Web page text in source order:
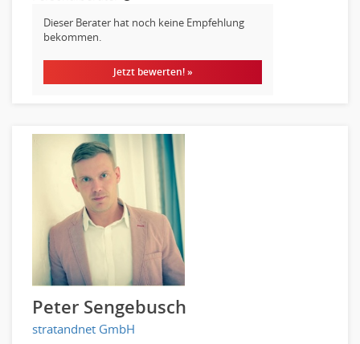
Pharmaberater
Pre-Sales
Telesales
Verkauf (Handel)
Dieser Berater hat noch keine Empfehlung
bekommen.
Jetzt bewerten! »
Peter Sengebusch
stratandnet GmbH